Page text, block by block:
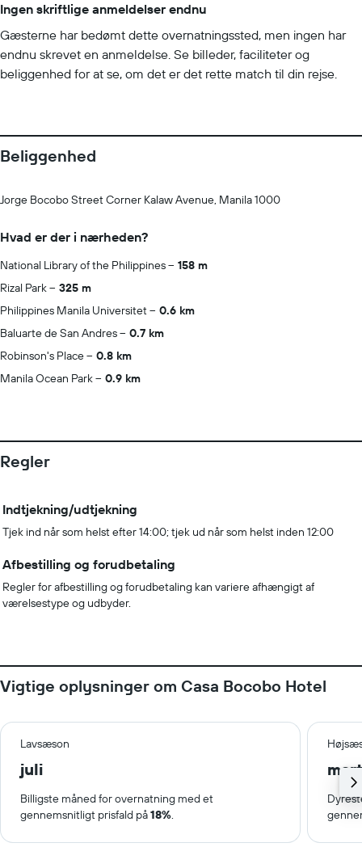
Ingen skriftlige anmeldelser endnu
Gæsterne har bedømt dette overnatningssted, men ingen har
endnu skrevet en anmeldelse. Se billeder, faciliteter og
beliggenhed for at se, om det er det rette match til din rejse.
Beliggenhed
Jorge Bocobo Street Corner Kalaw Avenue, Manila 1000
Hvad er der i nærheden?
National Library of the Philippines
158 m
Rizal Park
325 m
Philippines Manila Universitet
0.6 km
Baluarte de San Andres
0.7 km
Robinson's Place
0.8 km
Manila Ocean Park
0.9 km
Regler
Indtjekning/udtjekning
Tjek ind når som helst efter 14:00; tjek ud når som helst inden 12:00
Afbestilling og forudbetaling
Regler for afbestilling og forudbetaling kan variere afhængigt af
værelsestype og udbyder.
Vigtige oplysninger om Casa Bocobo Hotel
Lavsæson
juli
Billigste måned for overnatning med et
gennemsnitligt prisfald på18%.